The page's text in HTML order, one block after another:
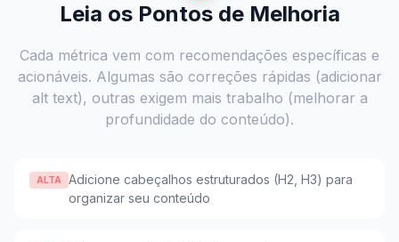
Leia os Pontos de Melhoria
Cada métrica vem com recomendações específicas e
acionáveis. Algumas são correções rápidas (adicionar
alt text), outras exigem mais trabalho (melhorar a
profundidade do conteúdo).
ALTA
Adicione cabeçalhos estruturados (H2, H3) para
organizar seu conteúdo